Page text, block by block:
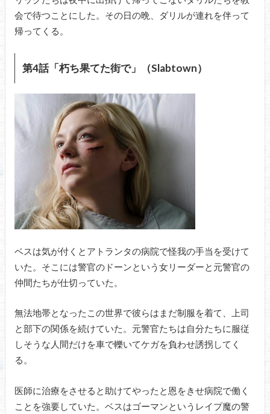
会で待つことにした。その日の晩、ダリルが連れを伴って
帰ってくる。
第4話「朽ち果てた街で」（Slabtown）
ベスは気が付くとアトランタの病院で怪我の手当を受けて
いた。そこには警官のドーンという女リーダーと元警官の
仲間たちが仕切っていた。
無法地帯となったこの世界で彼らはまだ制服を着て、上司
と部下の関係を続けていた。元警官たちは自分たちに服従
しそうな人間だけを車で轢いてケガを負わせ誘拐してく
る。
医師に治療をさせると助けてやったと恩をきせ病院で働く
ことを強要していた。ベスはゴーマンというレイプ魔の警